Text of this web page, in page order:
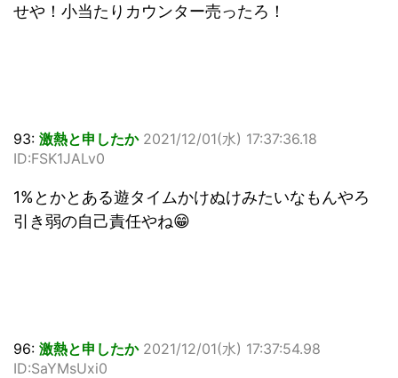
せや！小当たりカウンター売ったろ！
93: 激熱と申したか 2021/12/01(水) 17:37:36.18
ID:FSK1JALv0
1%とかとある遊タイムかけぬけみたいなもんやろ
引き弱の自己責任やね😁
96: 激熱と申したか 2021/12/01(水) 17:37:54.98
ID:SaYMsUxi0